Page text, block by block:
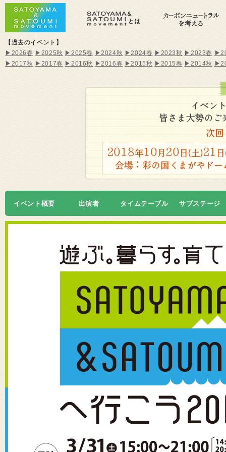
【過去のイベント】
▶2026春 ▶2025秋 ▶2025春 ▶2024秋 ▶2024春 ▶2023秋 ▶2023春
▶2017秋 ▶2017春 ▶2016秋 ▶2016春 ▶2015秋 ▶2015春 ▶2014秋
イベント概要 出演者 タイムテーブル サブステージ